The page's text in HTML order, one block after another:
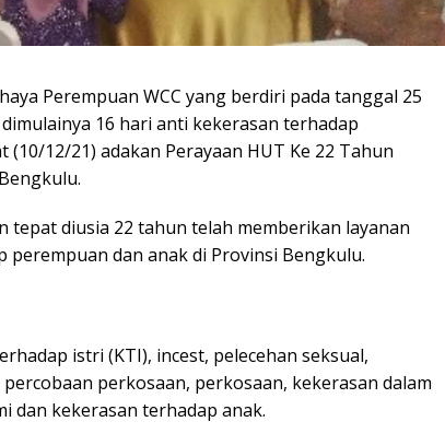
Perempuan WCC yang berdiri pada tanggal 25
16 hari anti kekerasan terhadap
(10/12/21) adakan Perayaan HUT Ke 22 Tahun
tepat diusia 22 tahun telah memberikan layanan
perempuan dan anak di Provinsi Bengkulu.
istri (KTI), incest, pelecehan seksual,
perkosaan, perkosaan, kekerasan dalam
dan kekerasan terhadap anak.